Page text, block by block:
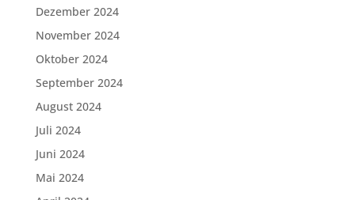
Dezember 2024
November 2024
Oktober 2024
September 2024
August 2024
Juli 2024
Juni 2024
Mai 2024